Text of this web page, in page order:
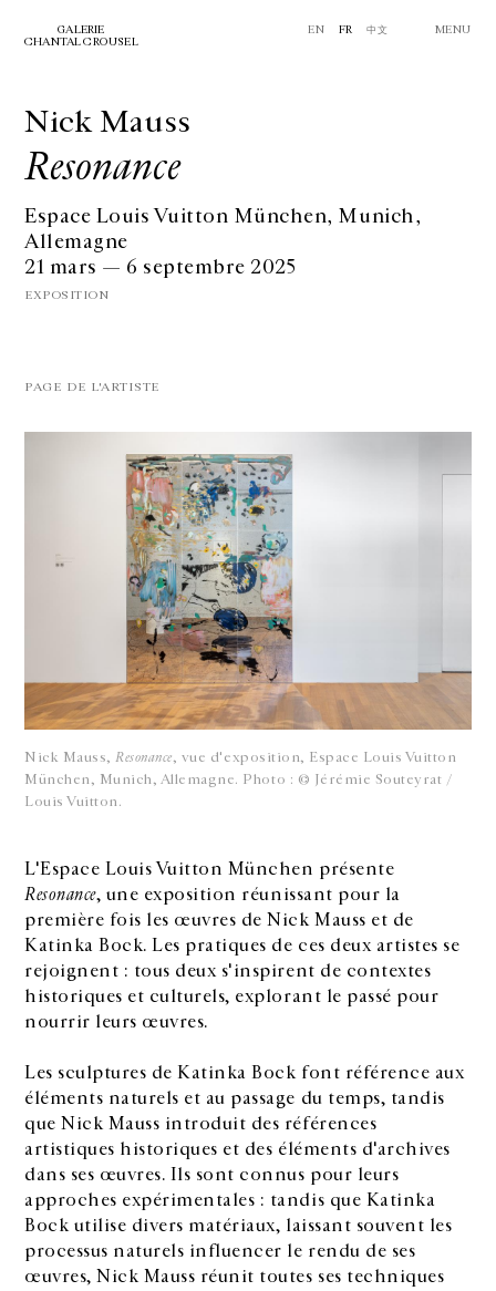
GALERIE
CHANTAL CROUSEL
EN FR 中文 MENU
Nick Mauss
Resonance
Espace Louis Vuitton München, Munich,
Allemagne
21 mars — 6 septembre 2025
EXPOSITION
Nick Mauss,Resonance, vue d'exposition, Espace Louis Vuitton
München, Munich, Allemagne. Photo : © Jérémie Souteyrat /
Louis Vuitton.
L'Espace Louis Vuitton München présente
Resonance, une exposition réunissant pour la
première fois les œuvres de Nick Mauss et de
Katinka Bock. Les pratiques de ces deux artistes se
rejoignent : tous deux s'inspirent de contextes
historiques et culturels, explorant le passé pour
nourrir leurs œuvres.
Les sculptures de Katinka Bock font référence aux
éléments naturels et au passage du temps, tandis
que Nick Mauss introduit des références
artistiques historiques et des éléments d'archives
dans ses œuvres. Ils sont connus pour leurs
approches expérimentales : tandis que Katinka
Bock utilise divers matériaux, laissant souvent les
processus naturels influencer le rendu de ses
œuvres, Nick Mauss réunit toutes ses techniques
PAGE DE L'ARTISTE